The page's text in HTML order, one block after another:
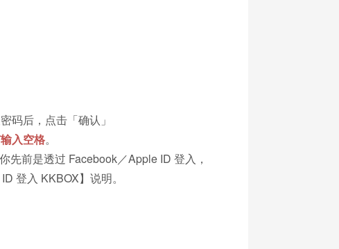
码后，点击「确认」
入空格。
前是透过 Facebook／Apple ID 登入，
登入 KKBOX】说明。